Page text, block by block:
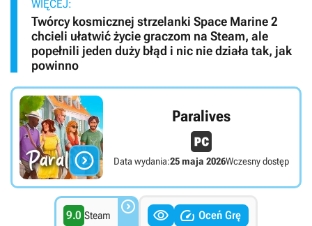
WIĘCEJ:
Twórcy kosmicznej strzelanki Space Marine 2
chcieli ułatwić życie graczom na Steam, ale
popełnili jeden duży błąd i nic nie działa tak, jak
powinno

Paralives
Data wydania:25 maja 2026Wczesny dostęp
9.0 Steam    Oceń Grę